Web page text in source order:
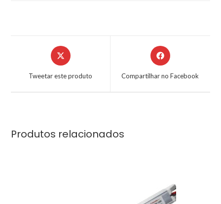
Tweetar este produto Compartilhar no Facebook
Produtos relacionados